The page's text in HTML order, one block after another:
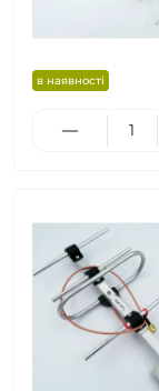
в наявності